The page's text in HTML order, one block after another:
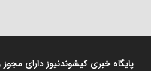
۱۴۰۵
پایگاه خبری کیشوندنیوز دارای